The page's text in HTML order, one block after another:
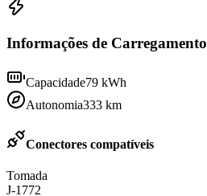
Informações de Carregamento
Capacidade79 kWh
Autonomia333 km
Conectores compatíveis
Tomada
J-1772